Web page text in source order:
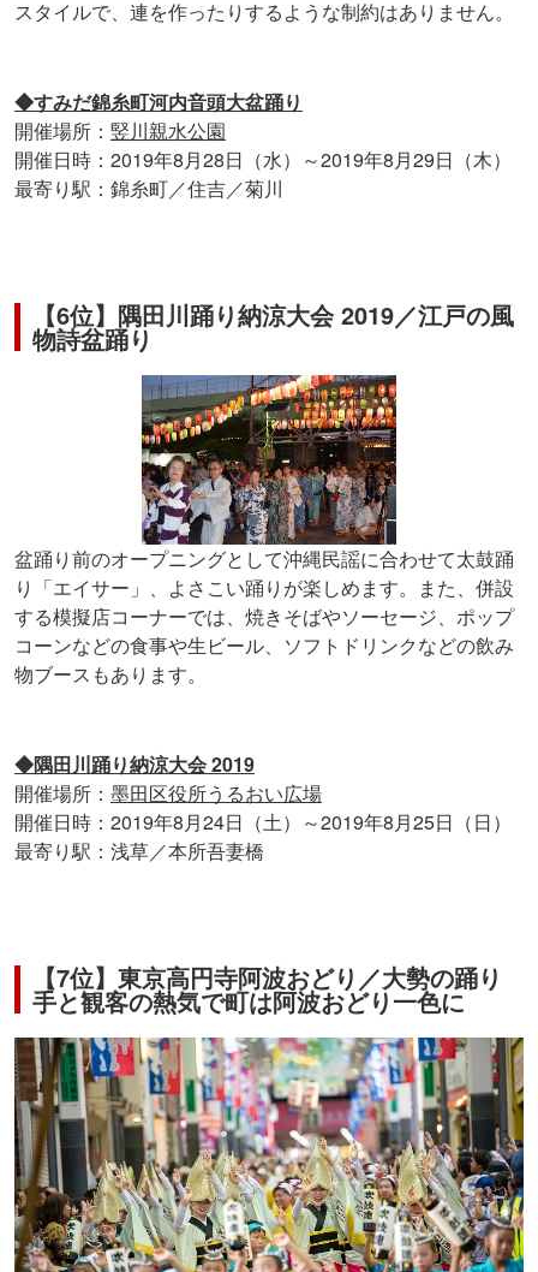
スタイルで、連を作ったりするような制約はありません。
◆すみだ錦糸町河内音頭大盆踊り
開催場所： 竪川親水公園
開催日時：2019年8月28日（水）～2019年8月29日（木）
最寄り駅：錦糸町／住吉／菊川
【6位】隅田川踊り納涼大会 2019／江戸の風
物詩盆踊り
盆踊り前のオープニングとして沖縄民謡に合わせて太鼓踊
り「エイサー」、よさこい踊りが楽しめます。また、併設
する模擬店コーナーでは、焼きそばやソーセージ、ポップ
コーンなどの食事や生ビール、ソフトドリンクなどの飲み
物ブースもあります。
◆隅田川踊り納涼大会 2019
開催場所： 墨田区役所うるおい広場
開催日時：2019年8月24日（土）～2019年8月25日（日）
最寄り駅：浅草／本所吾妻橋
【7位】東京高円寺阿波おどり／大勢の踊り
手と観客の熱気で町は阿波おどり一色に